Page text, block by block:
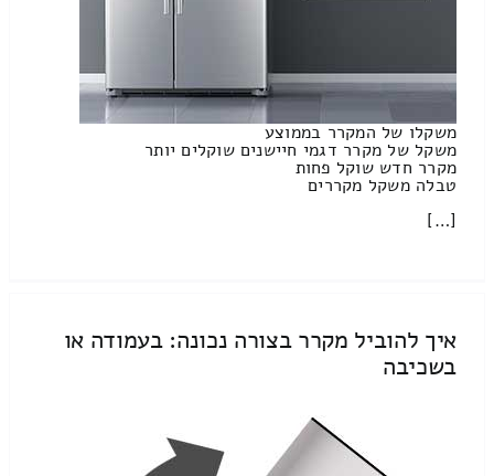
משקלו של המקרר בממוצע
משקל של מקרר דגמי חיישנים שוקלים יותר
מקרר חדש שוקל פחות
טבלה משקל מקררים
[…]
איך להוביל מקרר בצורה נכונה: בעמודה או
בשכיבה